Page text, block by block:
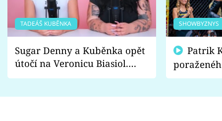
TADEÁŠ KUBĚNKA
Sugar Denny a Kuběnka opět
útočí na Veronicu Biasiol.
Proč je podle nich falešná a
SHOWBYZNYS
fanoušci